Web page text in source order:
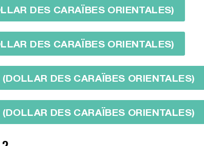
DES CARAÏBES ORIENTALES)
DES CARAÏBES ORIENTALES)
DES CARAÏBES ORIENTALES)
DES CARAÏBES ORIENTALES)